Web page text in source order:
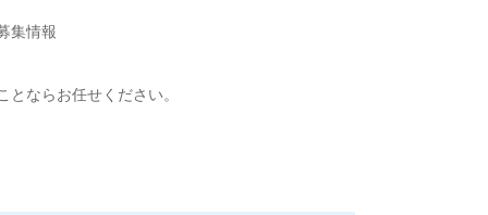
集情報
ならお任せください。